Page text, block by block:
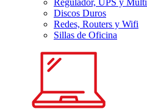
Discos Duros
Redes, Routers y Wifi
Sillas de Oficina